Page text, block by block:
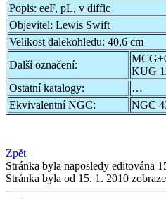
Popis: eeF, pL, v diffic
Objevitel: Lewis Swift
Velikost dalekohledu: 40,6 cm
Další označení:
KUG
Ostatní katalogy:
…
Ekvivalentní NGC:
NGC
Zpět
Stránka byla naposledy editována
Stránka byla od 15. 1. 2010